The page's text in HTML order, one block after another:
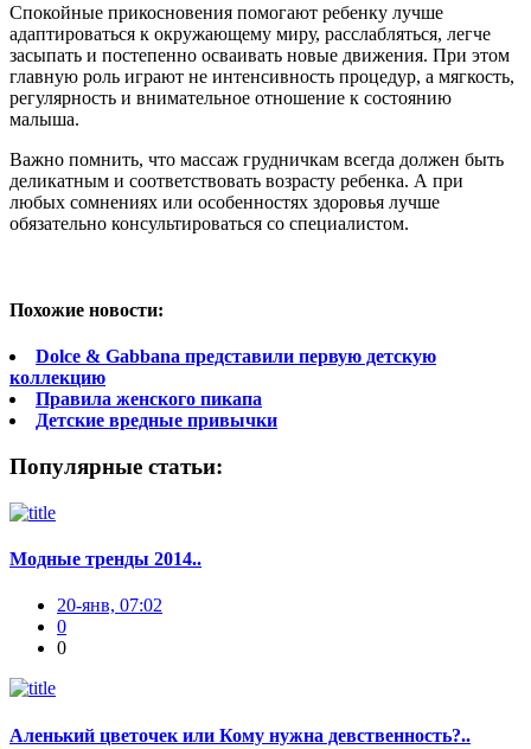
Спокойные прикосновения помогают ребенку лучше
адаптироваться к окружающему миру, расслабляться, легче
засыпать и постепенно осваивать новые движения. При этом
главную роль играют не интенсивность процедур, а мягкость,
регулярность и внимательное отношение к состоянию
малыша.
Важно помнить, что массаж грудничкам всегда должен быть
деликатным и соответствовать возрасту ребенка. А при
любых сомнениях или особенностях здоровья лучше
обязательно консультироваться со специалистом.
Похожие новости:
Dolce & Gabbana представили первую детскую
коллекцию
Правила женского пикапа
Детские вредные привычки
Популярные статьи:
Модные тренды 2014..
20-янв, 07:02
0
0
Аленький цветочек или Кому нужна девственность?..